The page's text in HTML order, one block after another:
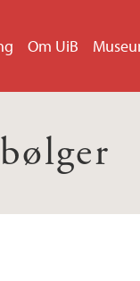
Om UiB